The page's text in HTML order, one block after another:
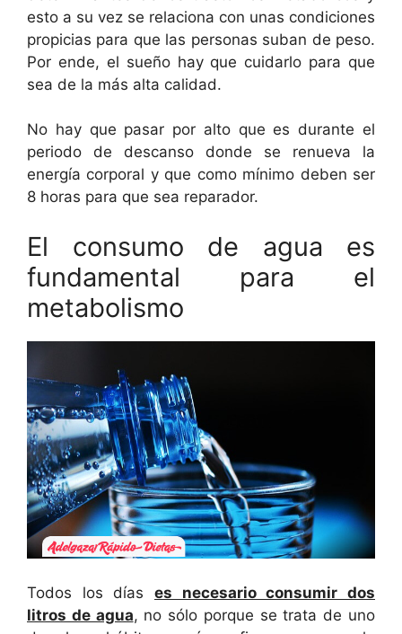
esto a su vez se relaciona con unas condiciones
propicias para que las personas suban de peso.
Por ende, el sueño hay que cuidarlo para que
sea de la más alta calidad.
No hay que pasar por alto que es durante el
periodo de descanso donde se renueva la
energía corporal y que como mínimo deben ser
8 horas para que sea reparador.
El consumo de agua es
fundamental para el
metabolismo
Todos los días es necesario consumir dos
litros de agua, no sólo porque se trata de uno